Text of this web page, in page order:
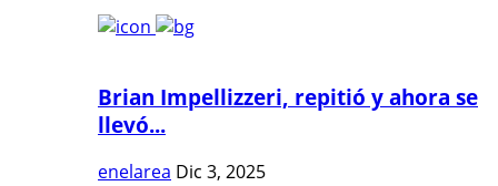
Brian Impellizzeri, repitió y ahora se
llevó...
enelarea Dic 3, 2025